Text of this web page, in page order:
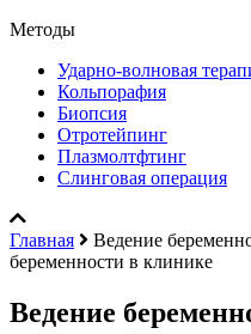
Методы
Ударно-волновая
Кольпорафия
Биопсия
Отротейпинг
Плазмолтфтинг
Слинговая операция
Главная
Ведение
беременности в клинике
Ведение